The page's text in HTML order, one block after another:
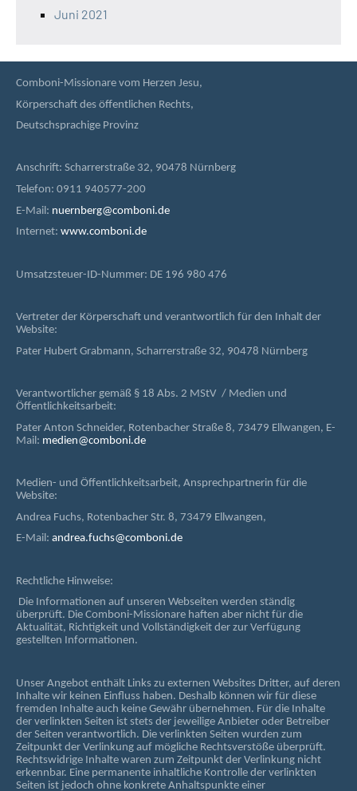
Juni 2021
Comboni-Missionare vom Herzen Jesu,
Körperschaft des öffentlichen Rechts,
Deutschsprachige Provinz
Anschrift: Scharrerstraße 32, 90478 Nürnberg
Telefon: 0911 940577-200
E-Mail: nuernberg@comboni.de
Internet: www.comboni.de
Umsatzsteuer-ID-Nummer: DE 196 980 476
Vertreter der Körperschaft und verantwortlich für den Inhalt der
Website:
Pater Hubert Grabmann, Scharrerstraße 32, 90478 Nürnberg
Verantwortlicher gemäß § 18 Abs. 2 MStV / Medien und
Öffentlichkeitsarbeit:
Pater Anton Schneider, Rotenbacher Straße 8, 73479 Ellwangen, E-
Mail: medien@comboni.de
Medien- und Öffentlichkeitsarbeit, Ansprechpartnerin für die
Website:
Andrea Fuchs, Rotenbacher Str. 8, 73479 Ellwangen,
E-Mail: andrea.fuchs@comboni.de
Rechtliche Hinweise:
Die Informationen auf unseren Webseiten werden ständig
überprüft. Die Comboni-Missionare haften aber nicht für die
Aktualität, Richtigkeit und Vollständigkeit der zur Verfügung
gestellten Informationen.
Unser Angebot enthält Links zu externen Websites Dritter, auf deren
Inhalte wir keinen Einfluss haben. Deshalb können wir für diese
fremden Inhalte auch keine Gewähr übernehmen. Für die Inhalte
der verlinkten Seiten ist stets der jeweilige Anbieter oder Betreiber
der Seiten verantwortlich. Die verlinkten Seiten wurden zum
Zeitpunkt der Verlinkung auf mögliche Rechtsverstöße überprüft.
Rechtswidrige Inhalte waren zum Zeitpunkt der Verlinkung nicht
erkennbar. Eine permanente inhaltliche Kontrolle der verlinkten
Seiten ist jedoch ohne konkrete Anhaltspunkte einer